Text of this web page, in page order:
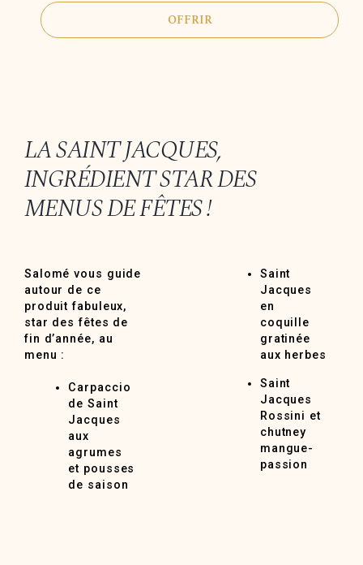
OFFRIR
LA SAINT JACQUES,
INGRÉDIENT STAR DES
MENUS DE FÊTES !
Salomé vous guide
autour de ce
produit fabuleux,
star des fêtes de
fin d’année, au
menu :
Carpaccio
de Saint
Jacques
aux
agrumes
et pousses
de saison
Saint
Jacques
en
coquille
gratinée
aux herbes
Saint
Jacques
Rossini et
chutney
mangue-
passion